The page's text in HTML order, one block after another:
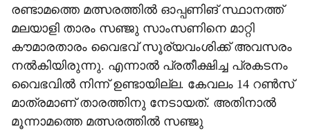
രണ്ടാമത്തെ മത്സരത്തില്‍ ഓപ്പണിങ് സ്ഥാനത്ത്
മലയാളി താരം സഞ്ജു സാംസണിനെ മാറ്റി
കൗമാരതാരം വൈഭവ് സൂര്യവംശിക്ക് അവസരം
നല്‍കിയിരുന്നു. എന്നാല്‍ പ്രതീക്ഷിച്ച പ്രകടനം
വൈഭവില്‍ നിന്ന് ഉണ്ടായില്ല. കേവലം 14 റണ്‍സ്
മാത്രമാണ് താരത്തിനു നേടായത്. അതിനാല്‍
മൂന്നാമത്തെ മത്സരത്തില്‍ സഞ്ജു